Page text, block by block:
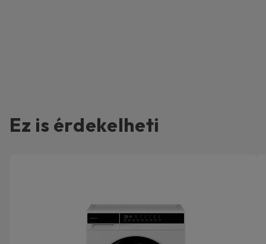
Ez is érdekelheti